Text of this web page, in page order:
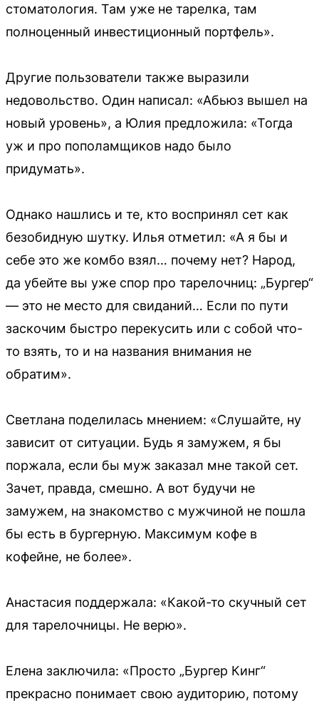
стоматология. Там уже не тарелка, там
полноценный инвестиционный портфель».
Другие пользователи также выразили
недовольство. Один написал: «Абьюз вышел на
новый уровень», а Юлия предложила: «Тогда
уж и про пополамщиков надо было
придумать».
Однако нашлись и те, кто воспринял сет как
безобидную шутку. Илья отметил: «А я бы и
себе это же комбо взял… почему нет? Народ,
да убейте вы уже спор про тарелочниц: „Бургер“
— это не место для свиданий… Если по пути
заскочим быстро перекусить или с собой что-
то взять, то и на названия внимания не
обратим».
Светлана поделилась мнением: «Слушайте, ну
зависит от ситуации. Будь я замужем, я бы
поржала, если бы муж заказал мне такой сет.
Зачет, правда, смешно. А вот будучи не
замужем, на знакомство с мужчиной не пошла
бы есть в бургерную. Максимум кофе в
кофейне, не более».
Анастасия поддержала: «Какой-то скучный сет
для тарелочницы. Не верю».
Елена заключила: «Просто „Бургер Кинг“
прекрасно понимает свою аудиторию, потому